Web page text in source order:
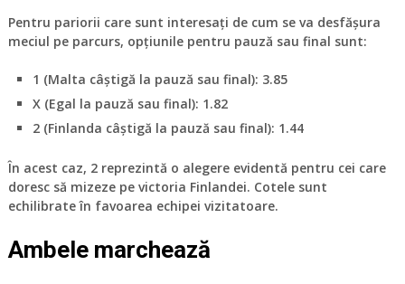
Pentru pariorii care sunt interesați de cum se va desfășura
meciul pe parcurs, opțiunile pentru pauză sau final sunt:
1 (Malta câștigă la pauză sau final): 3.85
X(Egal la pauză sau final): 1.82
2(Finlanda câștigă la pauză sau final): 1.44
În acest caz, 2reprezintă o alegere evidentă pentru cei care
doresc să mizeze pe victoria Finlandei. Cotele sunt
echilibrate în favoarea echipei vizitatoare.
Ambele marchează